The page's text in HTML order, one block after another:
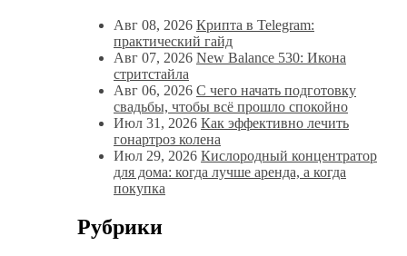
Авг 08, 2026 Крипта в Telegram:
практический гайд
Авг 07, 2026 New Balance 530: Икона
стритстайла
Авг 06, 2026 С чего начать подготовку
свадьбы, чтобы всё прошло спокойно
Июл 31, 2026 Как эффективно лечить
гонартроз колена
Июл 29, 2026 Кислородный концентратор
для дома: когда лучше аренда, а когда
покупка
Рубрики